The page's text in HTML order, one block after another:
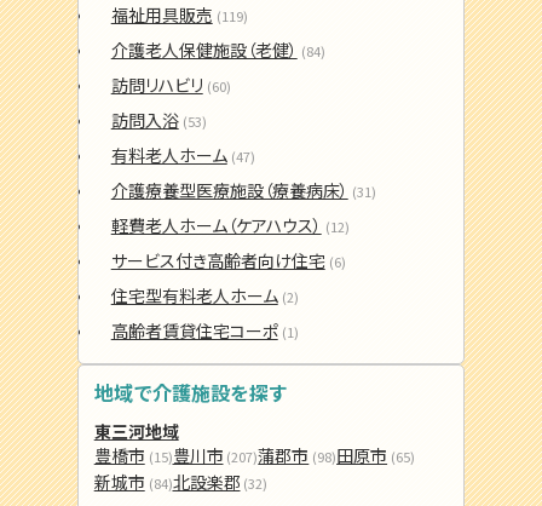
福祉用具販売 (119)
介護老人保健施設（老健） (84)
訪問リハビリ (60)
訪問入浴 (53)
有料老人ホーム (47)
介護療養型医療施設（療養病床） (31)
軽費老人ホーム（ケアハウス） (12)
サービス付き高齢者向け住宅 (6)
住宅型有料老人ホーム (2)
高齢者賃貸住宅コーポ (1)
地域で介護施設を探す
東三河地域
豊橋市 (15)豊川市 (207)蒲郡市 (98)田原市 (65)
新城市 (84)北設楽郡 (32)